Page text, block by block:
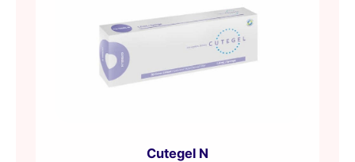
Cutegel N